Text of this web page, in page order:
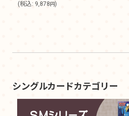
(税込: 9,878円)
シングルカードカテゴリー